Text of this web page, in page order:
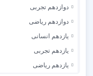
دوازدهم تجربی
دوازدهم ریاضی
یازدهم انسانی
یازدهم تجربی
یازدهم ریاضی